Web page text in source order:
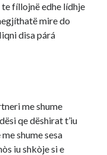
fíllojnë edhe lídhje
mire do
disa párá
me shume
qe dëshirat t’iu
shume sesa
iu shkòje si e